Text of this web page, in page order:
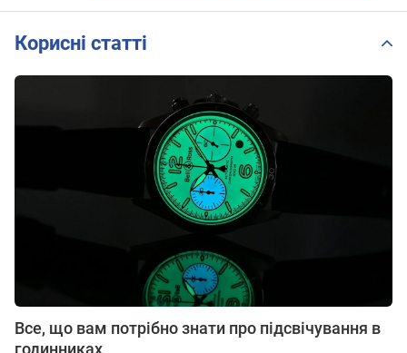
Корисні статті
Все, що вам потрібно знати про підсвічування в
годинниках